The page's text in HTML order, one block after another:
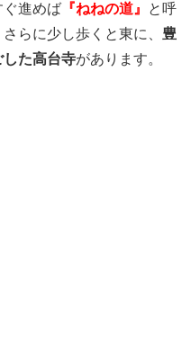
ぐ進めば 『ねねの道』
と呼
らに少し歩くと東に、 豊
した高台寺があります。